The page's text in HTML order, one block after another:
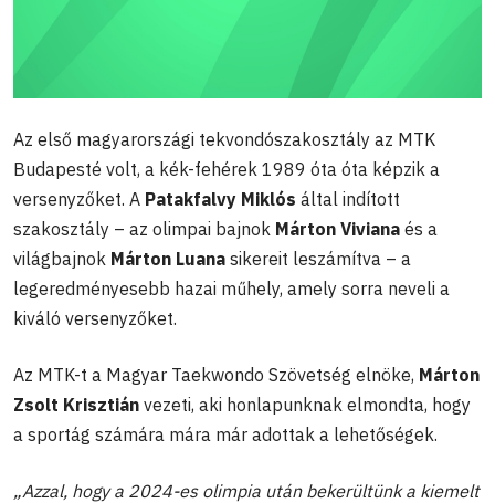
Az első magyarországi tekvondószakosztály az MTK
Budapesté volt, a kék-fehérek 1989 óta óta képzik a
versenyzőket. A Patakfalvy Miklós által indított
szakosztály – az olimpai bajnok Márton Viviana és a
világbajnok Márton Luana sikereit leszámítva – a
legeredményesebb hazai műhely, amely sorra neveli a
kiváló versenyzőket.
Az MTK-t a Magyar Taekwondo Szövetség elnöke, Márton
Zsolt Krisztián vezeti, aki honlapunknak elmondta, hogy
a sportág számára mára már adottak a lehetőségek.
„Azzal, hogy a 2024-es olimpia után bekerültünk a kiemelt